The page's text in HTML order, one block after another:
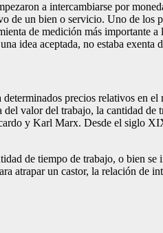
a intercambiarse por
de un bien o servicio. Uno de los
de medición más importante
idea aceptada, no estaba exenta
precios relativos en el
valor del trabajo, la cantidad de
y Karl Marx. Desde el siglo
de tiempo de trabajo, o bien
atrapar un castor, la relación de